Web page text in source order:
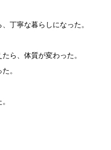
丁寧な暮らしになった。
ら、体質が変わった。
。